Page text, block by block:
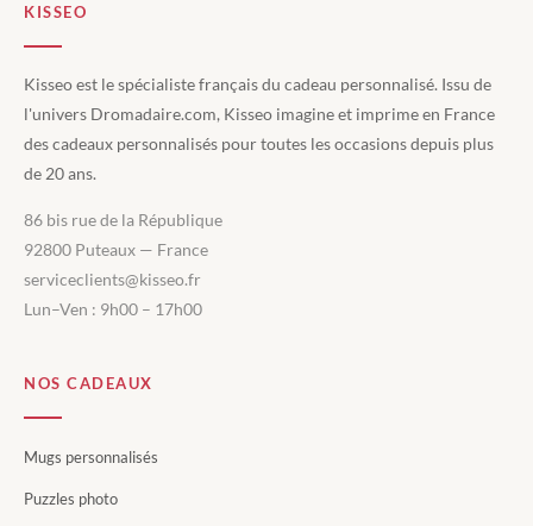
KISSEO
Kisseo est le spécialiste français du cadeau personnalisé. Issu de
l'univers Dromadaire.com, Kisseo imagine et imprime en France
des cadeaux personnalisés pour toutes les occasions depuis plus
de 20 ans.
86 bis rue de la République
92800 Puteaux — France
serviceclients@kisseo.fr
Lun–Ven : 9h00 – 17h00
NOS CADEAUX
Mugs personnalisés
Puzzles photo